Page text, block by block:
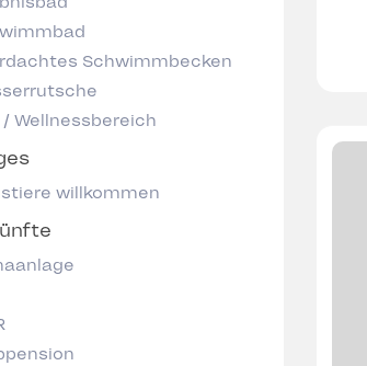
Schwimmbecken
/ Wellnessbereich
willkommen